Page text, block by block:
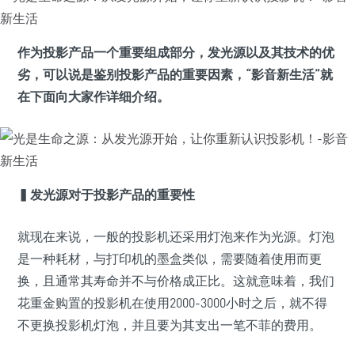
作为投影产品一个重要组成部分，发光源以及其技术的优
劣，可以说是鉴别投影产品的重要因素，“影音新生活”就
在下面向大家作详细介绍。
▍发光源对于投影产品的重要性
就现在来说，一般的投影机还采用灯泡来作为光源。灯泡
是一种耗材，与打印机的墨盒类似，需要随着使用而更
换，且通常其寿命并不与价格成正比。这就意味着，我们
花重金购置的投影机在使用2000-3000小时之后，就不得
不更换投影机灯泡，并且要为其支出一笔不菲的费用。